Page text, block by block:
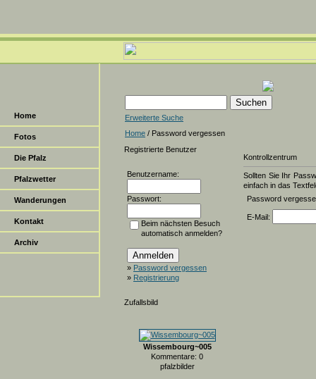
Home
Fotos
Die Pfalz
Pfalzwetter
Wanderungen
Kontakt
Archiv
Erweiterte Suche
Home / Password vergessen
Registrierte Benutzer
Benutzername:
Passwort:
Beim nächsten Besuch
automatisch anmelden?
» Password vergessen
» Registrierung
Zufallsbild
Wissembourg~005
Kommentare: 0
pfalzbilder
Kontrollzentrum
Sollten Sie Ihr
einfach in das
Password
E-Mail: